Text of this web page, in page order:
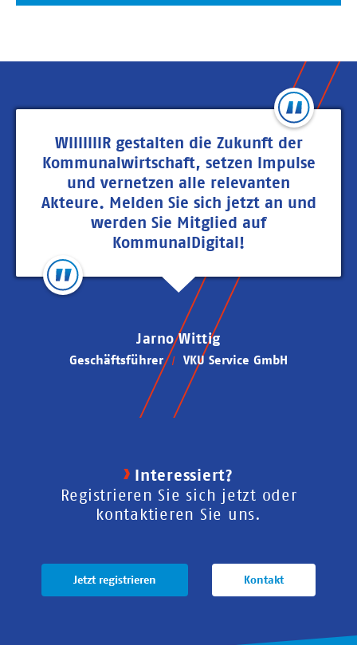
WIIIIIIIR gestalten die Zukunft der
Kommunalwirtschaft, setzen Impulse
und vernetzen alle relevanten
Akteure. Melden Sie sich jetzt an und
werden Sie Mitglied auf
KommunalDigital!
Jarno Wittig
Geschäftsführer VKU Service GmbH
Interessiert?
Registrieren Sie sich jetzt oder
kontaktieren Sie uns.
Jetzt registrieren Kontakt